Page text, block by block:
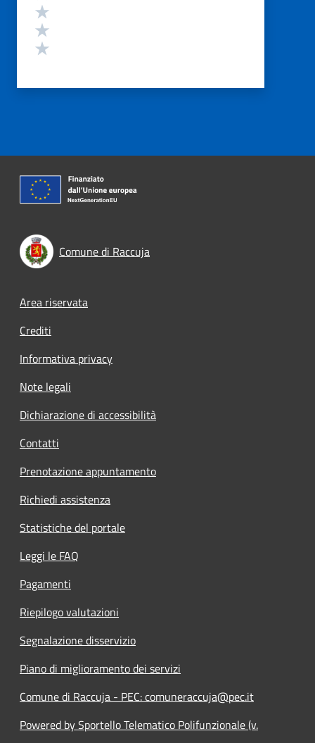
Comune di Raccuja
Footer menu
Area riservata
Crediti
Informativa privacy
Note legali
Dichiarazione di accessibilità
Contatti
Prenotazione appuntamento
Richiedi assistenza
Statistiche del portale
Leggi le FAQ
Pagamenti
Riepilogo valutazioni
Segnalazione disservizio
Piano di miglioramento dei servizi
Comune di Raccuja - PEC: comuneraccuja@pec.it
Powered by Sportello Telematico Polifunzionale (v.